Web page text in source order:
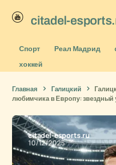
citadel-
Спорт Реал Мадрид
хоккей
Главная Галицкий
любимчика в Европу: звездный
citadel-esports.ru
10/12/2025